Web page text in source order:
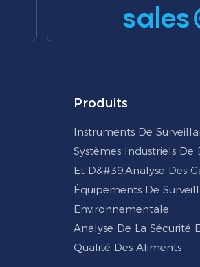
Produits
Instruments De
Systèmes Industriels De
Et D&#39;analyse Des
Équipements De
Environnementale
Analyse De La Sécurité
Qualité Des Aliments